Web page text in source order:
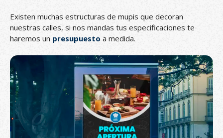
Existen muchas estructuras de mupis que decoran
nuestras calles, si nos mandas tus especificaciones te
haremos un presupuesto a medida.